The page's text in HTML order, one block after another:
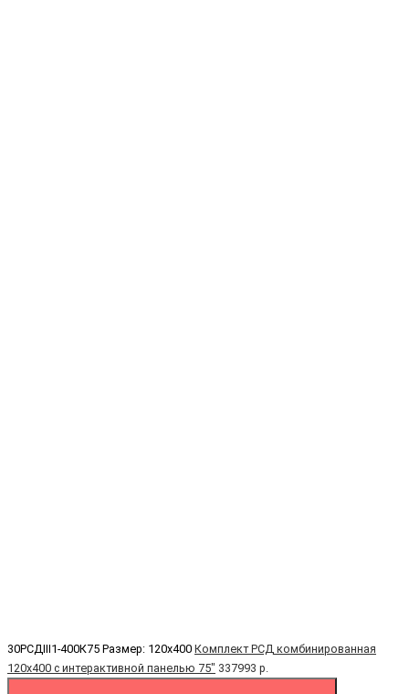
30РСДIII1-400К75 Размер: 120х400 Комплект РСД комбинированная
120х400 с интерактивной панелью 75" 337993 р.